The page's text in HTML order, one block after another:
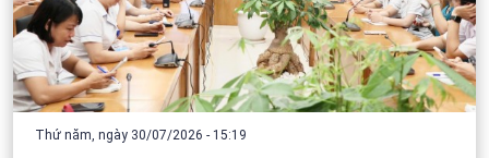
Thứ năm, ngày 30/07/2026 - 15:19